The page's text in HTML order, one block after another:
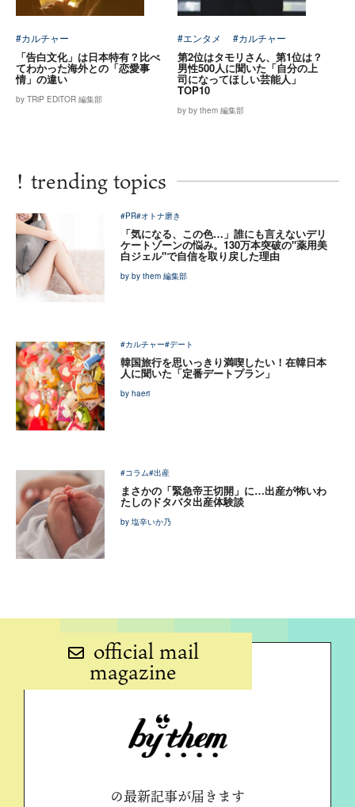
#カルチャー
「告白文化」は日本特有？比べ
てわかった海外との「恋愛事
情」の違い
by TRiP EDiTOR 編集部
#エンタメ #カルチャー
第2位はタモリさん、第1位は？
男性500人に聞いた「自分の上
司になってほしい芸能人」
TOP10
by by them 編集部
! trending topics
#PR#オトナ磨き
「気になる、この色…」誰にも言えないデリ
ケートゾーンの悩み。130万本突破の"薬用美
白ジェル"で自信を取り戻した理由
by by them 編集部
#カルチャー#デート
韓国旅行を思いっきり満喫したい！在韓日本
人に聞いた「定番デートプラン」
by haeri
#コラム#出産
まさかの「緊急帝王切開」に…出産が怖いわ
たしのドタバタ出産体験談
by 塩辛いか乃
official mail
magazine
の最新記事が届きます